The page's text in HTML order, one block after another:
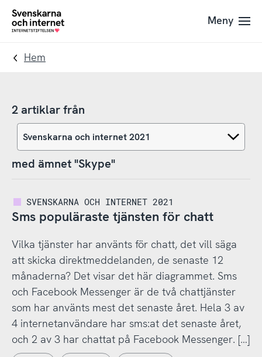
Till
navigation
Till
innehåll
To
Meny
Hem
2 artiklar från
med ämnet "Skype"
SVENSKARNA OCH INTERNET 2021
Sms populäraste tjänsten för chatt
Vilka tjänster har använts för chatt, det vill säga
att skicka direktmeddelanden, de senaste 12
månaderna? Det visar det här diagrammet. Sms
och Facebook Messenger är de två chattjänster
som har använts mest det senaste året. Hela 3 av
4 internetanvändare har sms:at det senaste året,
och 2 av 3 har chattat på Facebook Messenger. […]